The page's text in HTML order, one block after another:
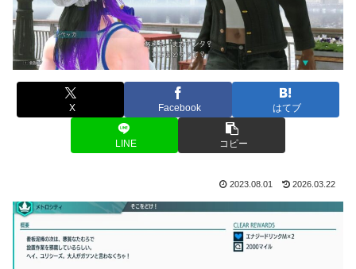
X Facebook はてブ
LINE コピー
2023.08.01 2026.03.22